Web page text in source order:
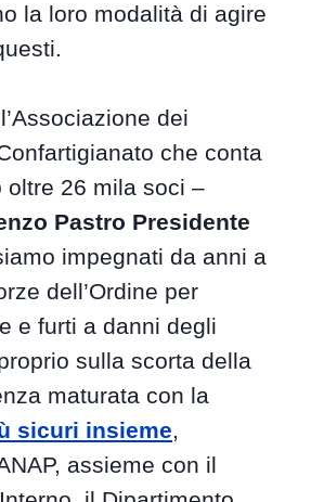
la loro modalità di agire
dei
che conta
oltre 26 mila soci –
Pastro Presidente
impegnati da anni a
dell’Ordine per
e furti a danni degli
sulla scorta della
maturata con la
sicuri insieme,
assieme con il